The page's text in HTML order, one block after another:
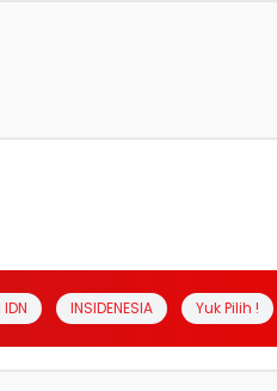
INSIDENESIA Yuk Pilih !